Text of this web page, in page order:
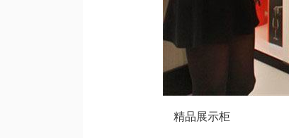
精品展示柜